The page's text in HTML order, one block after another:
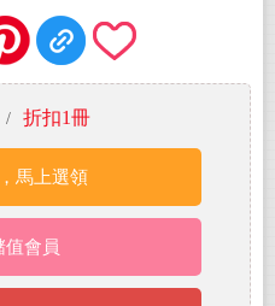
/ 折扣1冊
馬上選領
值會員